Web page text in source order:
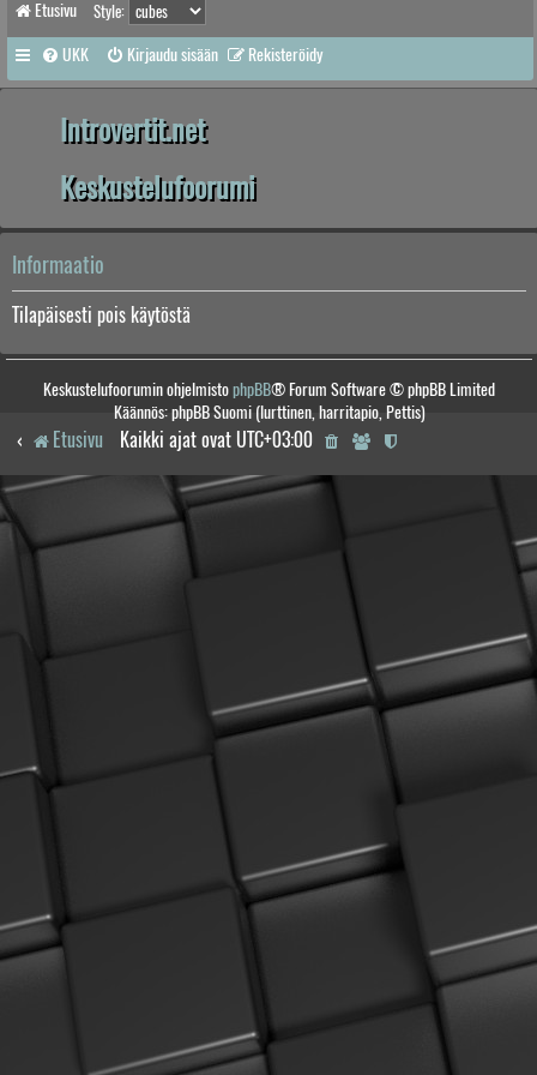
Etusivu Style:
UKK Kirjaudu sisään Rekisteröidy
Introvertit.net
Keskustelufoorumi
Informaatio
Tilapäisesti pois käytöstä
Keskustelufoorumin ohjelmistophpBB® Forum Software © phpBB Limited
Käännös: phpBB Suomi (lurttinen, harritapio, Pettis)
Etusivu Kaikki ajat ovat UTC+03:00